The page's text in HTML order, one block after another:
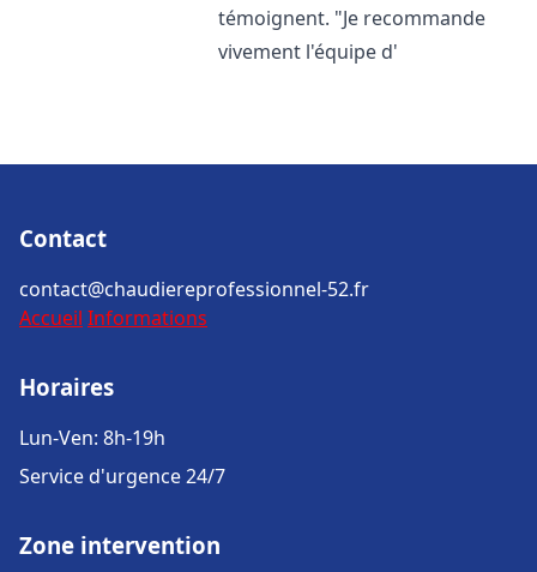
témoignent. "Je recommande
vivement l'équipe d'
Contact
contact@chaudiereprofessionnel-52.fr
Accueil Informations
Horaires
Lun-Ven: 8h-19h
Service d'urgence 24/7
Zone intervention